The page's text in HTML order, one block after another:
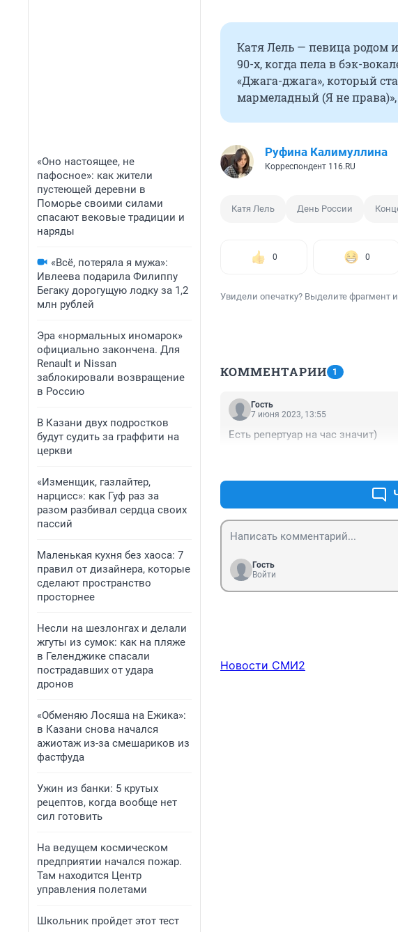
«Оно настоящее, не
пафосное»: как жители
пустеющей деревни в
Поморье своими силами
спасают вековые традиции и
наряды
«Всё, потеряла я мужа»:
Ивлеева подарила Филиппу
Бегаку дорогущую лодку за 1,2
млн рублей
Эра «нормальных иномарок»
официально закончена. Для
Renault и Nissan
заблокировали возвращение
в Россию
В Казани двух подростков
будут судить за граффити на
церкви
«Изменщик, газлайтер,
нарцисс»: как Гуф раз за
разом разбивал сердца своих
пассий
Маленькая кухня без хаоса: 7
правил от дизайнера, которые
сделают пространство
просторнее
Несли на шезлонгах и делали
жгуты из сумок: как на пляже
в Геленджике спасали
пострадавших от удара
дронов
«Обменяю Лосяша на Ежика»:
в Казани снова начался
ажиотаж из-за смешариков из
фастфуда
Ужин из банки: 5 крутых
рецептов, когда вообще нет
сил готовить
На ведущем космическом
предприятии начался пожар.
Там находится Центр
управления полетами
Школьник пройдет этот тест
Катя Лель — певица родом
90-х, когда пела в бэк-
«Джага-джага», который
мармеладный (Я не права)»,
Руфина Калимуллина
Корреспондент 116.RU
Катя Лель День России
0 0
Увидели опечатку? Выделите фрагмент
КОММЕНТАРИИ 1
Гость
7 июня 2023, 13:55
Есть репертуар на час значит)
Гость
Войти
Новости СМИ2